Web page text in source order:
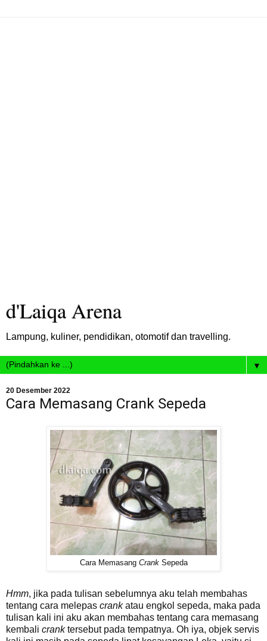
d'Laiqa Arena
Lampung, kuliner, pendidikan, otomotif dan travelling.
▼
20 Desember 2022
Cara Memasang Crank Sepeda
Cara Memasang CrankSepeda
Hmm, jika pada tulisan sebelumnya aku telah membahas
tentang cara melepas crankatau engkol sepeda, maka pada
tulisan kali ini aku akan membahas tentang cara memasang
kembali cranktersebut pada tempatnya. Oh iya, objek servis